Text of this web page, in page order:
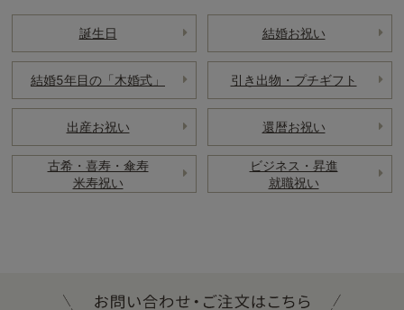
誕生日 結婚お祝い
結婚5年目の「木婚式」 引き出物・プチギフト
出産お祝い 還暦お祝い
古希・喜寿・傘寿
米寿祝い
ビジネス・昇進
就職祝い